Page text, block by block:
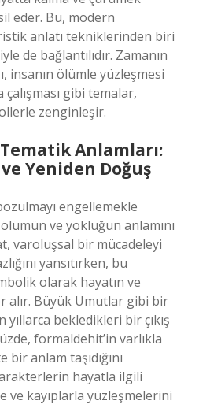
eder. Bu, modern
anlatı tekniklerinden biri
de bağlantılıdır. Zamanın
insanın ölümle yüzleşmesi
gibi temalar,
zenginleşir.
Anlamları:
Yeniden Doğuş
engellemekle
ve yokluğun anlamını
varoluşsal bir mücadeleyi
yansıtırken, bu
olarak hayatın ve
alır. Büyük Umutlar gibi bir
bekledikleri bir çıkış
formaldehit’in varlıkla
anlam taşıdığını
hayatla ilgili
ve kayıplarla yüzleşmelerini